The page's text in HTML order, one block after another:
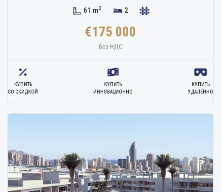
61 m2 2
€175 000
без НДС
КУПИТЬ
СО СКИДКОЙ
КУПИТЬ
ИННОВАЦИОННО
КУПИТЬ
УДАЛЁННО